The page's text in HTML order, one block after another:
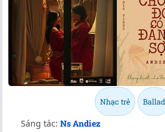
Nhạc trẻ Ballad
Sáng tác: Ns Andiez